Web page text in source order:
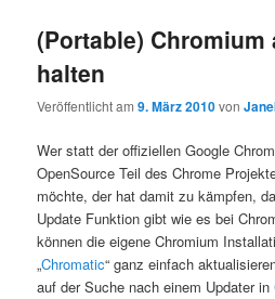
(Portable) Chromium
halten
Veröffentlicht am9. März 2010von
Wer statt der offiziellen Google
OpenSource Teil des Chrome
möchte, der hat damit zu kämpfen,
Update Funktion gibt wie es bei
können die eigene Chromium
„Chromatic“ ganz einfach
auf der Suche nach einem Updater in